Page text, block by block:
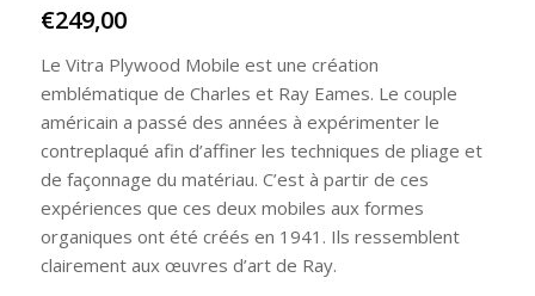
€249,00
Le Vitra Plywood Mobile est une création
emblématique de Charles et Ray Eames. Le couple
américain a passé des années à expérimenter le
contreplaqué afin d’affiner les techniques de pliage et
de façonnage du matériau. C’est à partir de ces
expériences que ces deux mobiles aux formes
organiques ont été créés en 1941. Ils ressemblent
clairement aux œuvres d’art de Ray.